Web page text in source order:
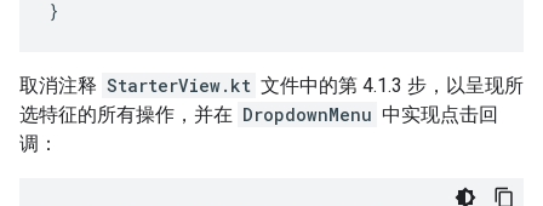
取消注释 StarterView.kt 文件中的第 4.1.3 步，以呈现所
选特征的所有操作，并在 DropdownMenu 中实现点击回
调：